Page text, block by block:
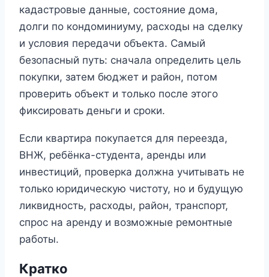
кадастровые данные, состояние дома,
долги по кондоминиуму, расходы на сделку
и условия передачи объекта. Самый
безопасный путь: сначала определить цель
покупки, затем бюджет и район, потом
проверить объект и только после этого
фиксировать деньги и сроки.
Если квартира покупается для переезда,
ВНЖ, ребёнка-студента, аренды или
инвестиций, проверка должна учитывать не
только юридическую чистоту, но и будущую
ликвидность, расходы, район, транспорт,
спрос на аренду и возможные ремонтные
работы.
Кратко